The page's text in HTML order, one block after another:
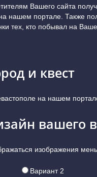
Вашего сайта
нашем портале. Также
тех, кто побывал на
и квест
на нашем
вашего
изображения
Вариант 2